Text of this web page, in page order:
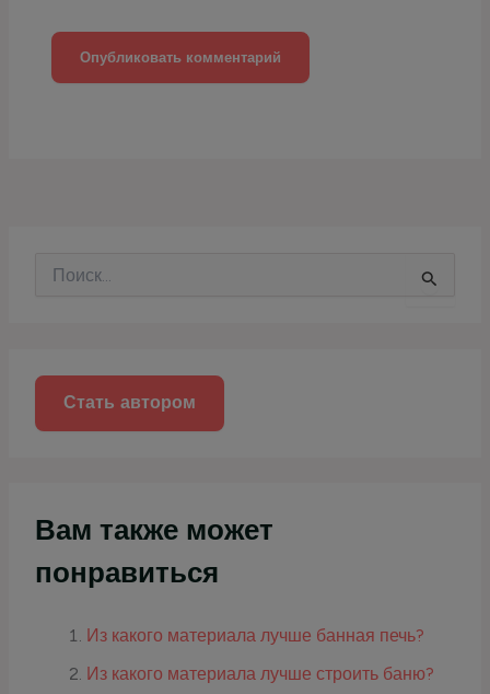
Стать автором
Вам также может
понравиться
Из какого материала лучше банная печь?
Из какого материала лучше строить баню?